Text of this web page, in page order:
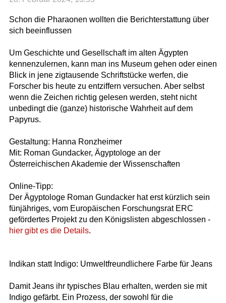
Schon die Pharaonen wollten die Berichterstattung über
sich beeinflussen
Um Geschichte und Gesellschaft im alten Ägypten
kennenzulernen, kann man ins Museum gehen oder einen
Blick in jene zigtausende Schriftstücke werfen, die
Forscher bis heute zu entziffern versuchen. Aber selbst
wenn die Zeichen richtig gelesen werden, steht nicht
unbedingt die (ganze) historische Wahrheit auf dem
Papyrus.
Gestaltung: Hanna Ronzheimer
Mit: Roman Gundacker, Ägyptologe an der
Österreichischen Akademie der Wissenschaften
Online-Tipp:
Der Ägyptologe Roman Gundacker hat erst kürzlich sein
fünjähriges, vom Europäischen Forschungsrat ERC
gefördertes Projekt zu den Königslisten abgeschlossen -
hier gibt es die Details.
Indikan statt Indigo: Umweltfreundlichere Farbe für Jeans
Damit Jeans ihr typisches Blau erhalten, werden sie mit
Indigo gefärbt. Ein Prozess, der sowohl für die